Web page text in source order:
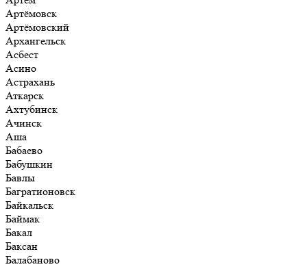
Артёмовск
Артёмовский
Архангельск
Асбест
Асино
Астрахань
Аткарск
Ахтубинск
Ачинск
Аша
Бабаево
Бабушкин
Бавлы
Багратионовск
Байкальск
Баймак
Бакал
Баксан
Балабаново